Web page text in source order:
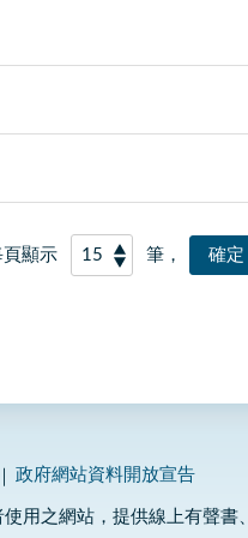
頁顯示 筆，
政府網站資料開放宣告
用之網站，提供線上有聲書